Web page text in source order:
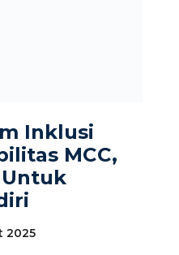
Inklusi
MCC,
2025